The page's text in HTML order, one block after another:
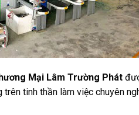
Mại Lâm Trường Phát
tinh thần làm việc chuyên